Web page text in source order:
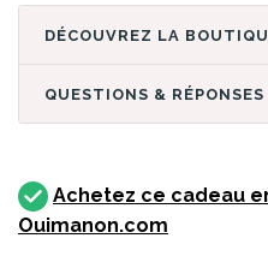
QUESTIONS & RÉPONSES
Achetez ce cadeau
Ouimanon.com